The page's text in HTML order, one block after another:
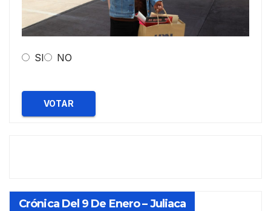
SI NO
VOTAR
Crónica Del 9 De Enero – Juliaca